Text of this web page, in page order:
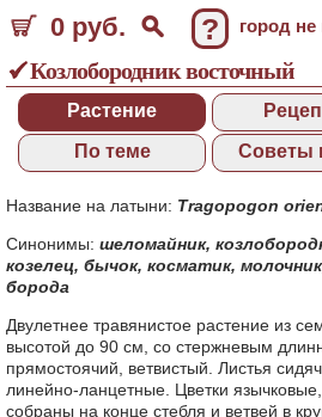
0 руб. ? город
Козлобородник восточный
Растение
По теме
Советы
Название на латыни: Tragopogon
Синонимы: шеломайник,
козелец, бычок, косматик, молочник
борода
Двулетнее травянистое растение из
высотой до 90 см, со стержневым
прямостоячий, ветвистый. Листья
линейно-ланцетные. Цветки
собраны на конце стебля и ветвей в